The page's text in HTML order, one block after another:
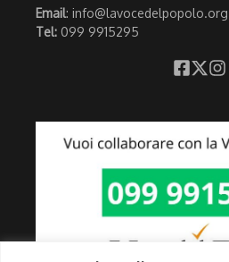
Email: info@lavocedelpopolo.org
Tel: 099 9915295